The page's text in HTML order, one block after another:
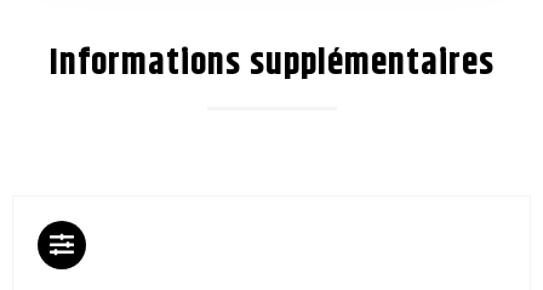
Informations supplémentaires